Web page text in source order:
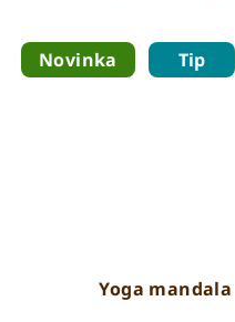
Novinka Tip
Yoga mandala